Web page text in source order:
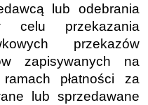
lub odebrania
celu przekazania
przekazów
zapisywanych na
płatności za
lub sprzedawane